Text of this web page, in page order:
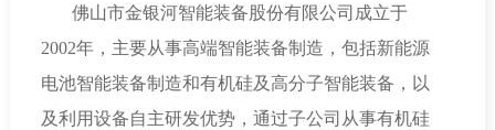
佛山市金银河智能装备股份有限公司成立于
2002年，主要从事高端智能装备制造，包括新能源
电池智能装备制造和有机硅及高分子智能装备，以
及利用设备自主研发优势，通过子公司从事有机硅